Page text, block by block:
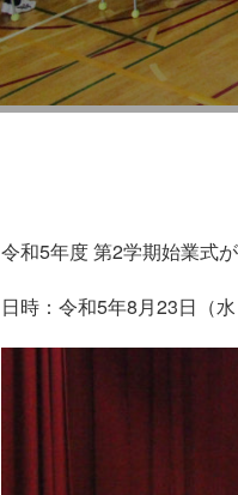
第2
令和5年度 第2学期始業式
日時：令和5年8月23日（